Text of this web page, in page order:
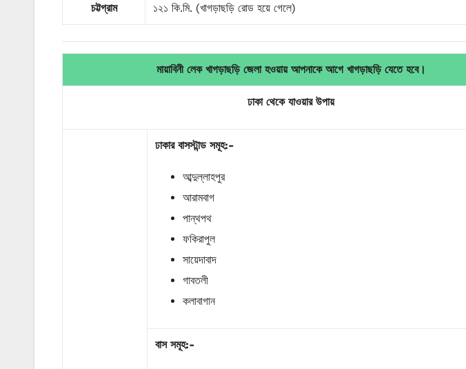
চট্টগ্রাম ১২১ কি.মি. (খাগড়াছড়ি রোড হয়ে গেলে)
মায়াবিনী লেক খাগড়াছড়ি জেলা হওয়ায় আপনাকে আগে খাগড়াছড়ি যেতে হবে।
ঢাকা থেকে যাওয়ার উপায়
ঢাকার বাসস্টান্ড সমূহ:-
আব্দুল্লাহপুর
আরামবাগ
পান্থপথ
ফকিরাপুল
সায়েদাবাদ
গাবতলী
কলাবাগান
বাস সমূহ:-